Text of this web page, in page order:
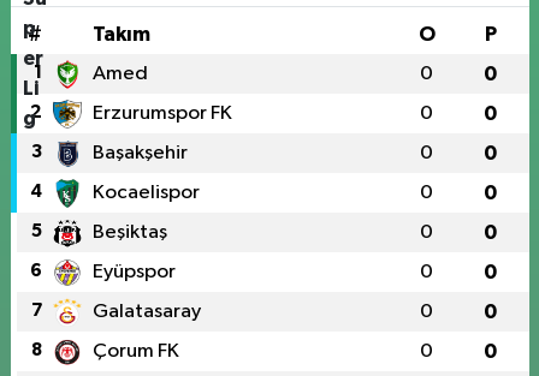
# Takım O P
1 Amed 0 0
2 Erzurumspor FK 0 0
3 Başakşehir 0 0
4 Kocaelispor 0 0
5 Beşiktaş 0 0
6 Eyüpspor 0 0
7 Galatasaray 0 0
8 Çorum FK 0 0